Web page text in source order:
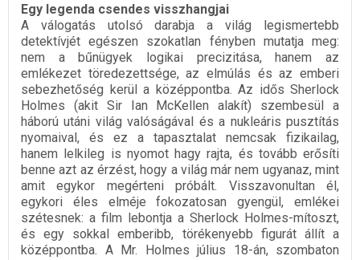
Egy legenda csendes visszhangjai
A válogatás utolsó darabja a világ legismertebb
detektívjét egészen szokatlan fényben mutatja meg:
nem a bűnügyek logikai precizitása, hanem az
emlékezet töredezettsége, az elmúlás és az emberi
sebezhetőség kerül a középpontba. Az idős Sherlock
Holmes (akit Sir Ian McKellen alakít) szembesül a
háború utáni világ valóságával és a nukleáris pusztítás
nyomaival, és ez a tapasztalat nemcsak fizikailag,
hanem lelkileg is nyomot hagy rajta, és tovább erősíti
benne azt az érzést, hogy a világ már nem ugyanaz, mint
amit egykor megérteni próbált. Visszavonultan él,
egykori éles elméje fokozatosan gyengül, emlékei
szétesnek: a film lebontja a Sherlock Holmes-mítoszt,
és egy sokkal emberibb, törékenyebb figurát állít a
középpontba. A Mr. Holmes július 18-án, szombaton